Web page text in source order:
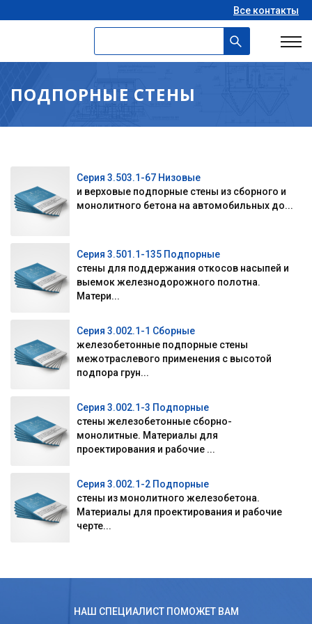
Все контакты
ПОДПОРНЫЕ СТЕНЫ
Серия 3.503.1-67 Низовые
и верховые подпорные стены из сборного и
монолитного бетона на автомобильных до...
Серия 3.501.1-135 Подпорные
стены для поддержания откосов насыпей и
выемок железнодорожного полотна.
Матери...
Серия 3.002.1-1 Сборные
железобетонные подпорные стены
межотраслевого применения с высотой
подпора грун...
Серия 3.002.1-3 Подпорные
стены железобетонные сборно-
монолитные. Материалы для
проектирования и рабочие ...
Серия 3.002.1-2 Подпорные
стены из монолитного железобетона.
Материалы для проектирования и рабочие
черте...
НАШ СПЕЦИАЛИСТ ПОМОЖЕТ ВАМ